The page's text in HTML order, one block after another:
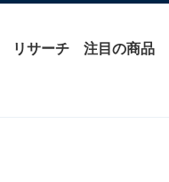
リサーチ 注目の商品